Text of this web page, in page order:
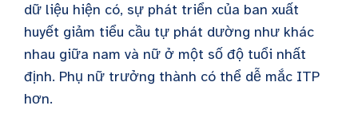
dữ liệu hiện có, sự phát triển của ban xuất
huyết giảm tiểu cầu tự phát dường như khác
nhau giữa nam và nữ ở một số độ tuổi nhất
định. Phụ nữ trưởng thành có thể dễ mắc ITP
hơn.